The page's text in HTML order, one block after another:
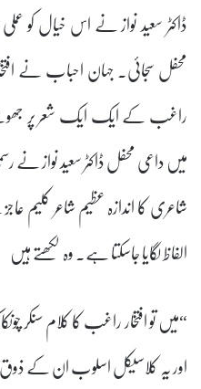
ڈاکٹر سعید نواز نے اس خیال کو عملی
محفل سجائی۔ جہان احباب نے
راغب کے ایک ایک شعر پر
میں داعی محفل ڈاکٹر سعید نواز نے
شاعری کا اندازہ عظیم شاعر کلیم
الفاظ لگایا جاسکتا ہے۔ وہ لکھتے ہیں
“میں تو افتخار راغب کا کلام سنکر
اور یہ کلاسیکل اسلوب ان کے